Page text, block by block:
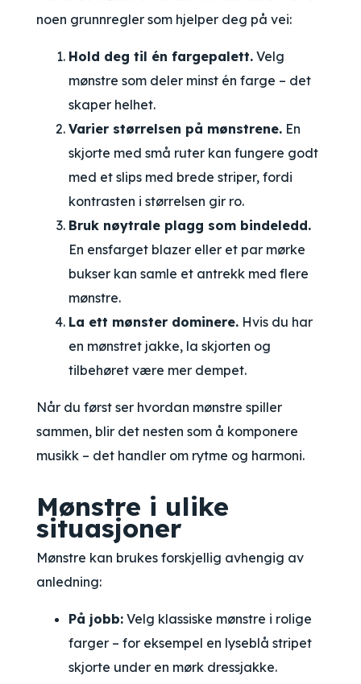
noen grunnregler som hjelper deg på vei:
Hold deg til én fargepalett. Velg
mønstre som deler minst én farge – det
skaper helhet.
Varier størrelsen på mønstrene. En
skjorte med små ruter kan fungere godt
med et slips med brede striper, fordi
kontrasten i størrelsen gir ro.
Bruk nøytrale plagg som bindeledd.
En ensfarget blazer eller et par mørke
bukser kan samle et antrekk med flere
mønstre.
La ett mønster dominere. Hvis du har
en mønstret jakke, la skjorten og
tilbehøret være mer dempet.
Når du først ser hvordan mønstre spiller
sammen, blir det nesten som å komponere
musikk – det handler om rytme og harmoni.
Mønstre i ulike
situasjoner
Mønstre kan brukes forskjellig avhengig av
anledning:
På jobb: Velg klassiske mønstre i rolige
farger – for eksempel en lyseblå stripet
skjorte under en mørk dressjakke.